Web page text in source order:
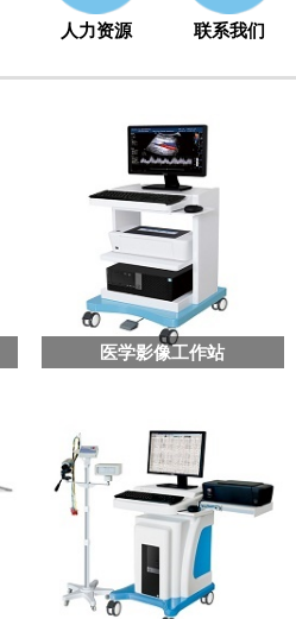
人力资源 联系我们
医学影像工作站